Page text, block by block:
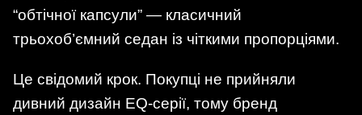
“обтічної капсули” — класичний
трьохоб’ємний седан із чіткими пропорціями.
Це свідомий крок. Покупці не прийняли
дивний дизайн EQ-серії, тому бренд